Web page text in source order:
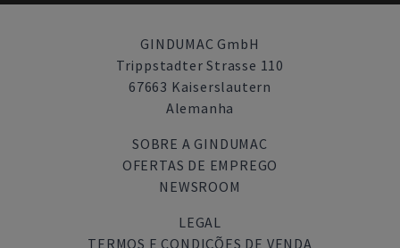
GINDUMAC GmbH
Trippstadter Strasse 110
67663 Kaiserslautern
Alemanha
SOBRE A GINDUMAC
OFERTAS DE EMPREGO
NEWSROOM
LEGAL
TERMOS E CONDIÇÕES DE VENDA